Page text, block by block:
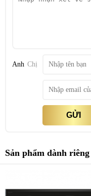
Lớp phủ
Trọng lượng & kích thước
Anh Chị
GỬI
Sản phẩm dành